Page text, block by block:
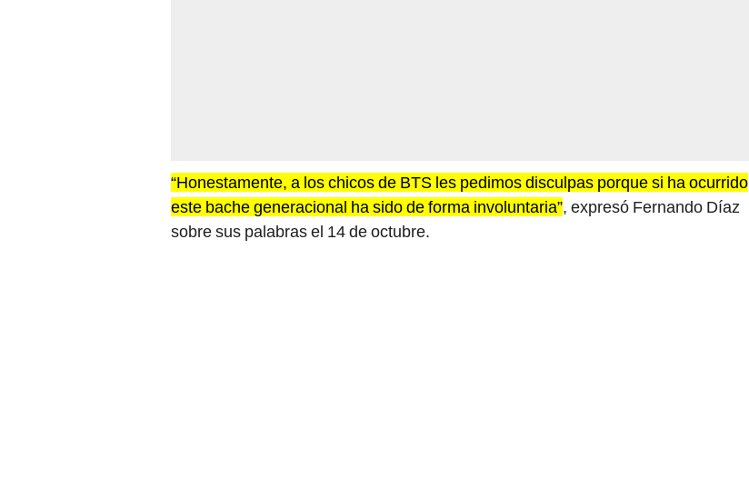
“Honestamente, a los chicos de BTS les pedimos disculpas porque si ha ocurrido
este bache generacional ha sido de forma involuntaria”, expresó Fernando Díaz
sobre sus palabras el 14 de octubre.